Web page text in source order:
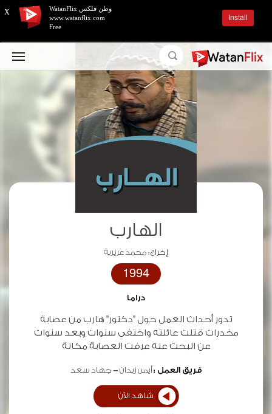
الهارب
إخراج :محمد عزيزية
1994
دراما
تدور أحداث العمل حول "دكتور" هارب من عصابة
مخدرات قتلت عائلته واختفى سنوات وبعد سنوات
عن البحث عنه عرفت العصابة مكانة
فريق العمل :أيمن زيدان جهاد سعد
شاهد الآن
X
وطن فلكس WatanFlix
www.watanflix.com
Free
Install